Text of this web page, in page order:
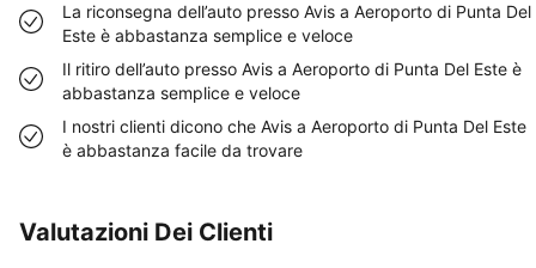
La riconsegna dell’auto presso Avis a Aeroporto di Punta Del
Este è abbastanza semplice e veloce
Il ritiro dell’auto presso Avis a Aeroporto di Punta Del Este è
abbastanza semplice e veloce
I nostri clienti dicono che Avis a Aeroporto di Punta Del Este
è abbastanza facile da trovare
Valutazioni Dei Clienti